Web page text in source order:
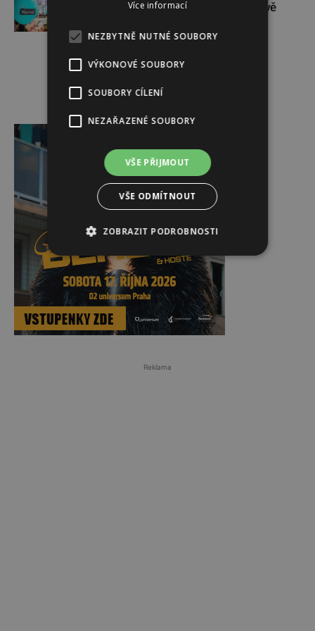
České republice své první dvě
Reklama
Reklama
Více informací
NEZBYTNĚ NUTNÉ SOUBORY
VÝKONOVÉ SOUBORY
SOUBORY CÍLENÍ
NEZAŘAZENÉ SOUBORY
VŠE PŘIJMOUT
VŠE ODMÍTNOUT
ZOBRAZIT PODROBNOSTI